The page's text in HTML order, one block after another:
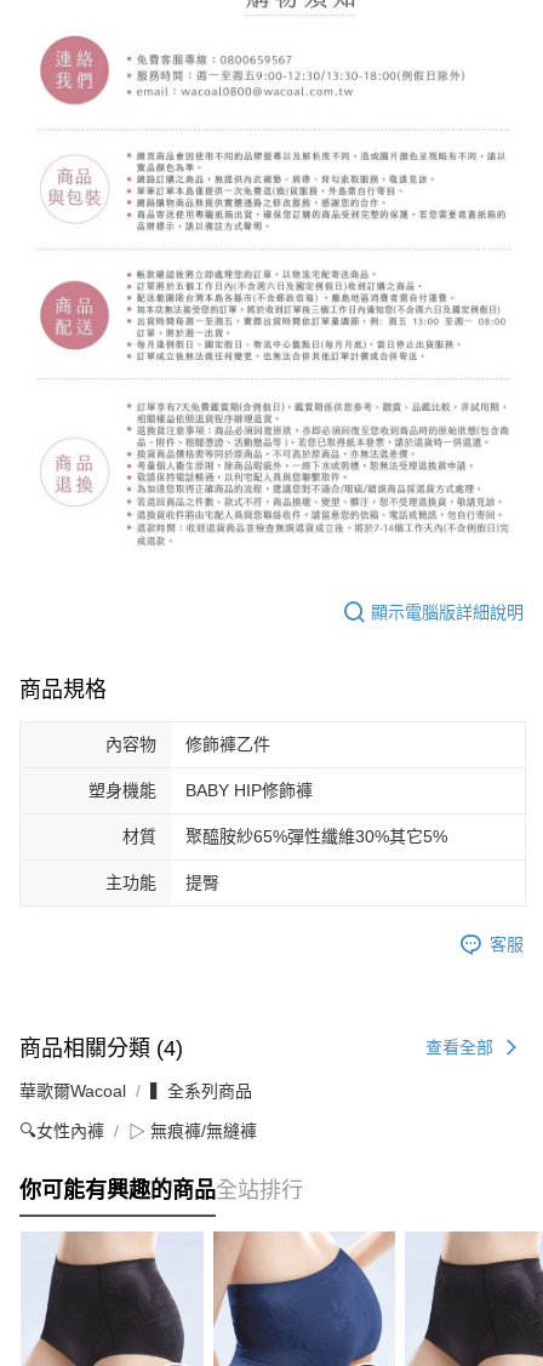
顯示電腦版詳細說明
商品規格
內容物 修飾褲乙件
塑身機能 BABY HIP修飾褲
材質 聚醯胺紗65%彈性纖維30%其它5%
主功能 提臀
客服
商品相關分類 (4) 查看全部
華歌爾Wacoal ▍全系列商品
🔍女性內褲 ▷ 無痕褲/無縫褲
你可能有興趣的商品全站排行